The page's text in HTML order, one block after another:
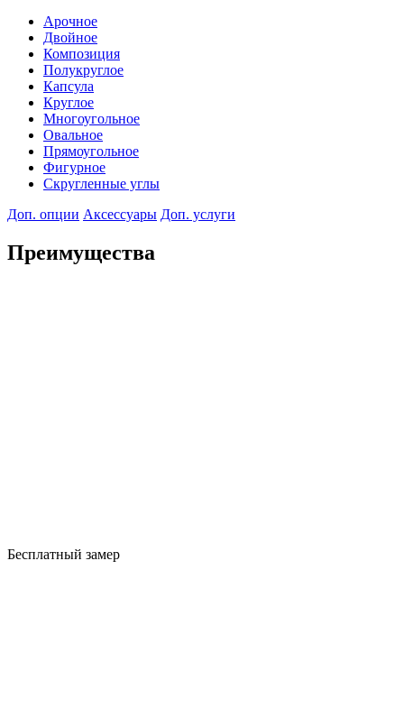
Арочное
Двойное
Композиция
Полукруглое
Капсула
Круглое
Многоугольное
Овальное
Прямоугольное
Фигурное
Скругленные углы
Доп. опции Аксессуары Доп. услуги
Преимущества
Бесплатный замер